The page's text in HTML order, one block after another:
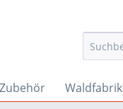
Waldfabrik